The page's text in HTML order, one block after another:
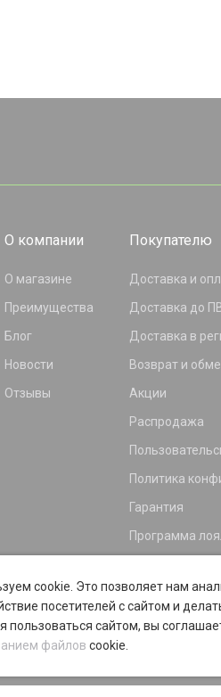
О компании
О магазине
Преимущества
Блог
Новости
Отзывы
Покупателю
Доставка и
Доставка до
Доставка в
Возврат и
Акции
Распродажа
Политика
Гарантия
Программа
cookie. Это позволяет нам
посетителей с сайтом и
пользоваться сайтом, вы
файлов cookie.